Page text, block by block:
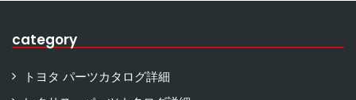
category
トヨタ パーツカタログ詳細